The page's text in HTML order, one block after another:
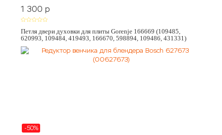
1 300 p
Петля двери духовки для плиты Gorenje 166669 (109485,
620993, 109484, 419493, 166670, 598894, 109486, 431331)
-50%